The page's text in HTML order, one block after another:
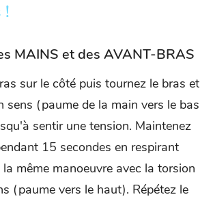
!
MAINS et des AVANT-BRAS
sur le côté puis tournez le bras et
sens (paume de la main vers le bas
sentir une tension. Maintenez
15 secondes en respirant
même manoeuvre avec la torsion
(paume vers le haut). Répétez le